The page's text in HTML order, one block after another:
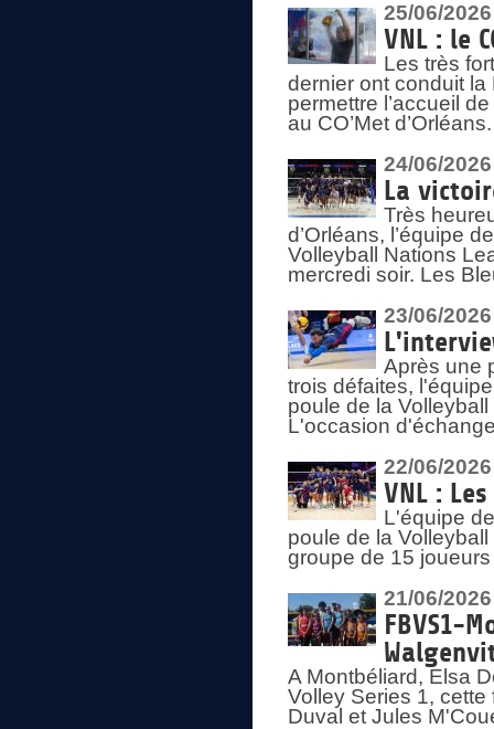
25/06/2026
VNL : le
Les très
dernier ont conduit
permettre l’accueil
au CO’Met d’Orléans.
24/06/2026
La
Très
d’Orléans, l’équipe
Volleyball Nations
mercredi soir. Les
23/06/2026
Après une
trois défaites,
poule de la
L'occasion
22/06/2026
VNL :
L'équipe
poule de la
groupe de 15
21/06/2026
FBVS1-
A Montbéliard, Elsa
Volley Series 1,
Duval et Jules